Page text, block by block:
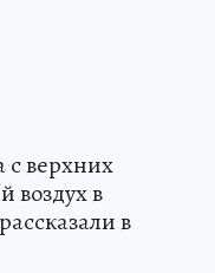
с верхних
воздух в
в